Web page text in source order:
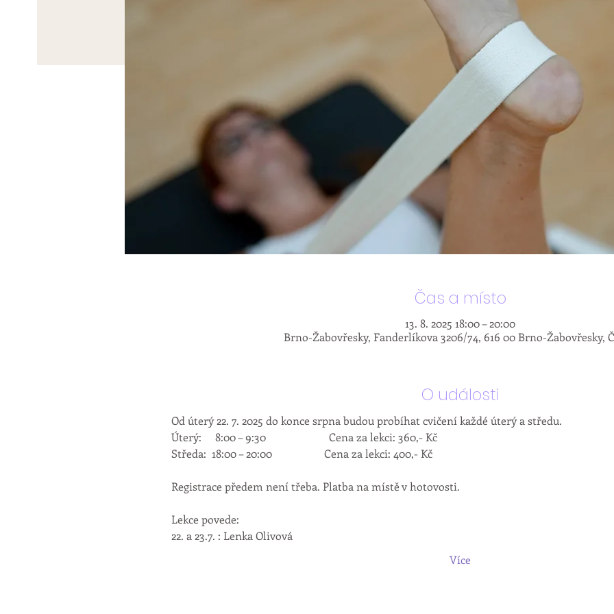
Čas a místo
13. 8. 2025 18:00 – 20:00
Brno-Žabovřesky, Fanderlíkova 3206/74, 616 00 Brno-Žabovřesky,
O události
Od úterý 22. 7. 2025 do konce srpna budou probíhat cvičení každé úterý a středu.
Úterý:     8:00 – 9:30                       Cena za lekci: 360,- Kč
Středa:  18:00 – 20:00                   Cena za lekci: 400,- Kč
Registrace předem není třeba. Platba na místě v hotovosti.
Lekce povede:
22. a 23.7. : Lenka Olivová
Více